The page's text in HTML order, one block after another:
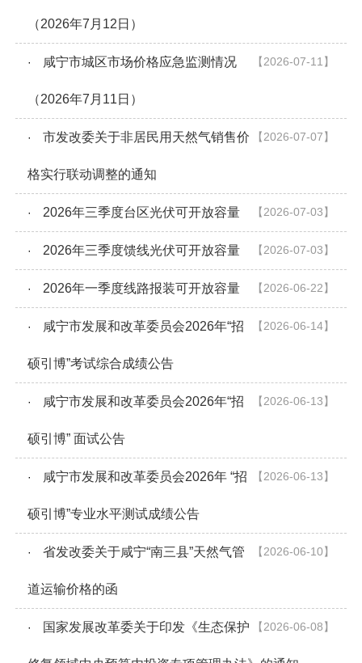
（2026年7月12日）
【2026-07-11】
· 咸宁市城区市场价格应急监测情况
（2026年7月11日）
【2026-07-07】
· 市发改委关于非居民用天然气销售价
格实行联动调整的通知
【2026-07-03】
· 2026年三季度台区光伏可开放容量
【2026-07-03】
· 2026年三季度馈线光伏可开放容量
【2026-06-22】
· 2026年一季度线路报装可开放容量
【2026-06-14】
· 咸宁市发展和改革委员会2026年“招
硕引博”考试综合成绩公告
【2026-06-13】
· 咸宁市发展和改革委员会2026年“招
硕引博” 面试公告
【2026-06-13】
· 咸宁市发展和改革委员会2026年 “招
硕引博”专业水平测试成绩公告
【2026-06-10】
· 省发改委关于咸宁“南三县”天然气管
道运输价格的函
【2026-06-08】
· 国家发展改革委关于印发《生态保护